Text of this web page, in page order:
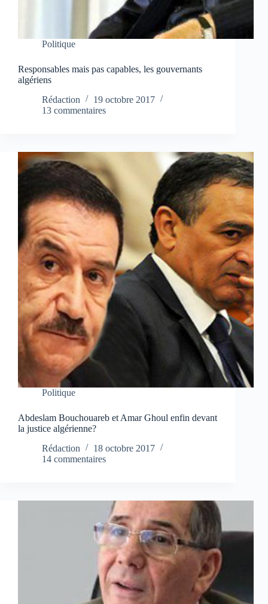
Politique
Responsables mais pas capables, les gouvernants
algériens
Rédaction
19 octobre 2017
13 commentaires
Politique
Abdeslam Bouchouareb et Amar Ghoul enfin devant
la justice algérienne?
Rédaction
18 octobre 2017
14 commentaires